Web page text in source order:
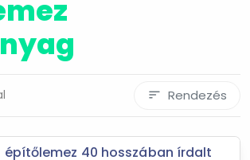
Szűrés
sort Rendezés
építőlemez 40 hosszában írdalt